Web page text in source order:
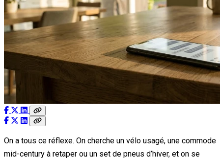
On a tous ce réflexe. On cherche un vélo usagé, une commode
mid-century à retaper ou un set de pneus d’hiver, et on se